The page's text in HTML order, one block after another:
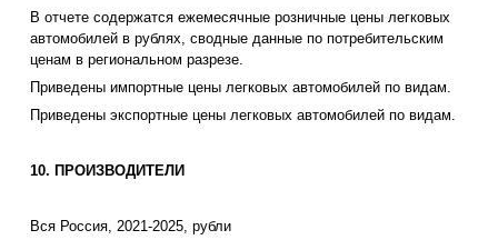
В отчете содержатся ежемесячные розничные цены легковых
автомобилей в рублях, сводные данные по потребительским
ценам в региональном разрезе.
Приведены импортные цены легковых автомобилей по видам.
Приведены экспортные цены легковых автомобилей по видам.
10. ПРОИЗВОДИТЕЛИ
Вся Россия, 2021-2025, рубли